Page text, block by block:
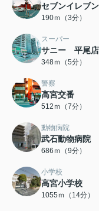
セブンイレブ
190ｍ（3分）
スーパー
サニー 平尾店
348ｍ（5分）
警察
高宮交番
512ｍ（7分）
動物病院
武石動物病院
686ｍ（9分）
小学校
高宮小学校
1055ｍ（14分）